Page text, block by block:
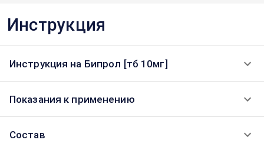
Инструкция
Инструкция на Бипрол [тб 10мг]
Показания к применению
Состав